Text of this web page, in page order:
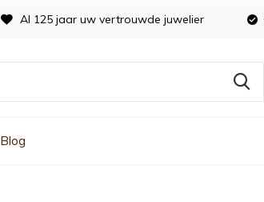
Blog
Al 125 jaar uw vertrouwde juwelier